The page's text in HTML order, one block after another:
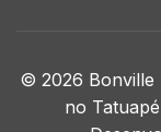
© 2026 Bonville
no